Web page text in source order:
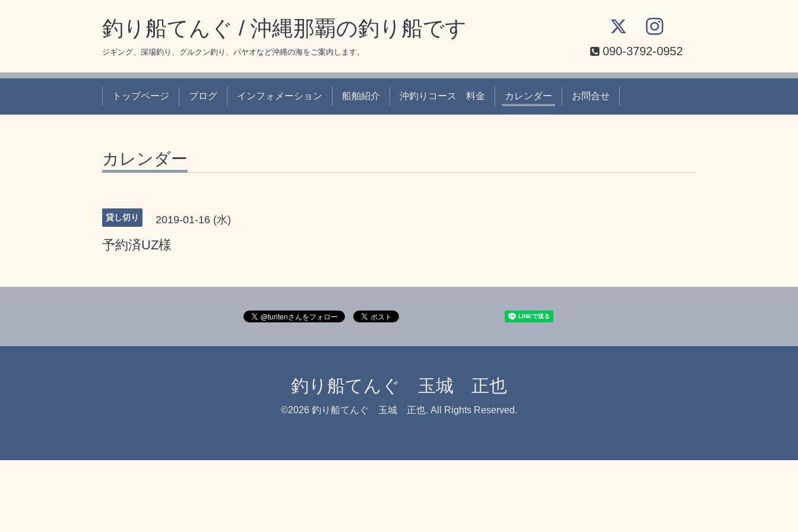
釣り船てんぐ / 沖縄那覇の釣り船です
ジギング、深場釣り、グルクン釣り、パヤオなど沖縄の海をご案内します。 090-3792-0952
トップページ ブログ インフォメーション 船舶紹介 沖釣りコース 料金 カレンダー お問合せ
カレンダー
貸し切り 2019-01-16 (水)
予約済UZ様
釣り船てんぐ 玉城 正也
©2026 釣り船てんぐ 玉城 正也. All Rights Reserved.